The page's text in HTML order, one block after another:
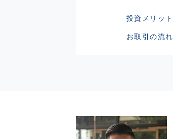
投資メリット
お取引の流れ